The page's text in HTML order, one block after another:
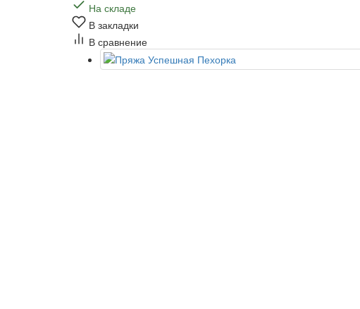
На складе
В закладки
В сравнение